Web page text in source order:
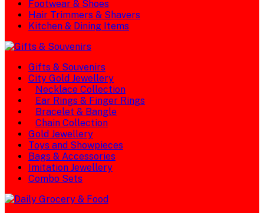
Footwear & Shoes
Hair Trimmers & Shavers
Kitchen & Dining Items
Gifts & Souvenirs
City Gold Jewellery
Necklace Collection
Ear Rings & Finger Rings
Bracelet & Bangle
Chain Collection
Gold Jewellery
Toys and Showpieces
Bags & Accessories
Imitation Jewellery
Combo Sets